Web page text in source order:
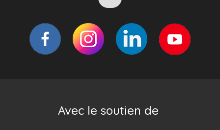
Avec le soutien de